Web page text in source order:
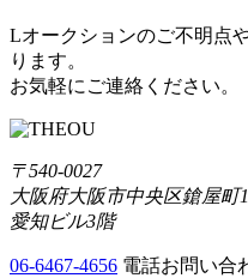
Lオークションのご不明点
ります。
お気軽にご連絡ください。
〒540-0027
大阪府大阪市中央区鎗屋町
愛知ビル3階
06-6467-4656 電話お問い合